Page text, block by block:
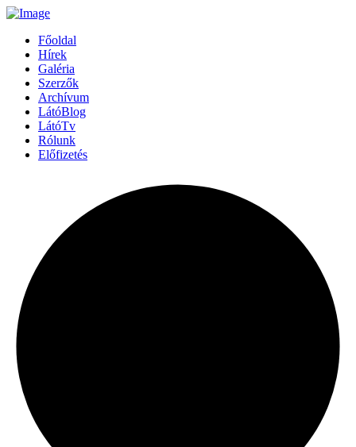
Főoldal
Hírek
Galéria
Szerzők
Archívum
LátóBlog
LátóTv
Rólunk
Előfizetés